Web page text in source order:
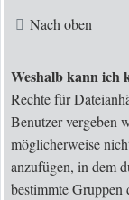
Nach oben
Weshalb kann ich
Rechte für
Benutzer vergeben
möglicherweise
anzufügen, in dem
bestimmte Gruppen